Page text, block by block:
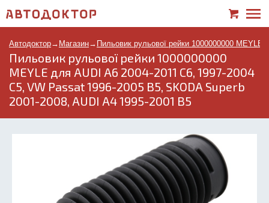
Автодоктор→ Магазин→ Пильовик рульової рейки 1000000000
Пильовик рульової рейки 1000000000
MEYLE для AUDI A6 2004-2011 C6, 1997-2004
C5, VW Passat 1996-2005 B5, SKODA Superb
2001-2008, AUDI A4 1995-2001 B5